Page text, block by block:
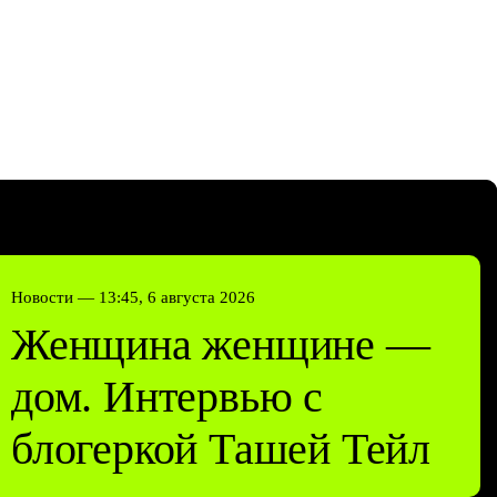
Новости — 13:45, 6 августа 2026
Женщина женщине —
дом. Интервью с
блогеркой Ташей Тейл